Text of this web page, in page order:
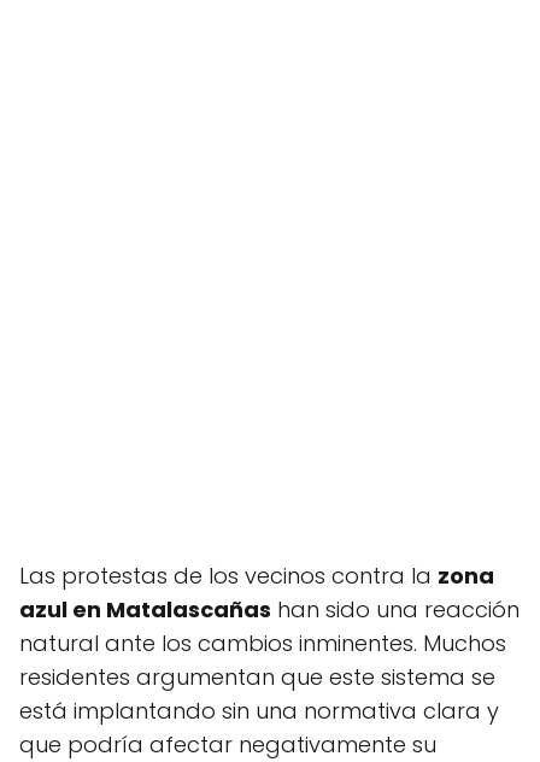
Las protestas de los vecinos contra la zona
azul en Matalascañas han sido una reacción
natural ante los cambios inminentes. Muchos
residentes argumentan que este sistema se
está implantando sin una normativa clara y
que podría afectar negativamente su